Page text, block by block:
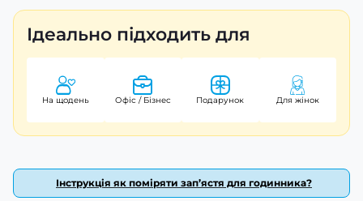
Ідеально підходить для
На щодень Офіс / Бізнес Подарунок Для жінок
Інструкція як поміряти зап’ястя для годинника?